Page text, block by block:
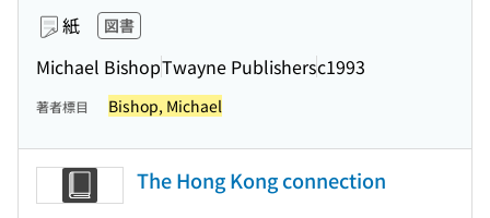
紙 図書
Michael BishopTwayne Publishersc1993
著者標目 Bishop, Michael
The Hong Kong connection